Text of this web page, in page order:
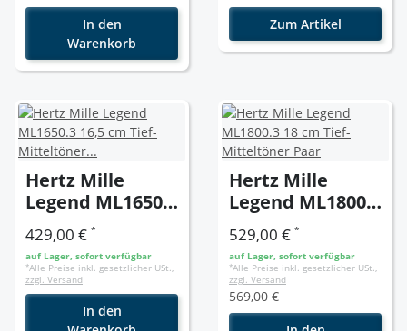
In den
Warenkorb
Zum Artikel
Hertz Mille
Legend ML1650.3
16,5 cm Tief-
Mitteltöner Paar
429,00 € *
auf Lager, sofort verfügbar
*Alle Preise inkl. gesetzlicher USt.,
zzgl. Versand
In den
Hertz Mille
Legend ML1800.3
18 cm Tief-
Mitteltöner Paar
529,00 € *
auf Lager, sofort verfügbar
*Alle Preise inkl. gesetzlicher USt.,
zzgl. Versand
569,00 €